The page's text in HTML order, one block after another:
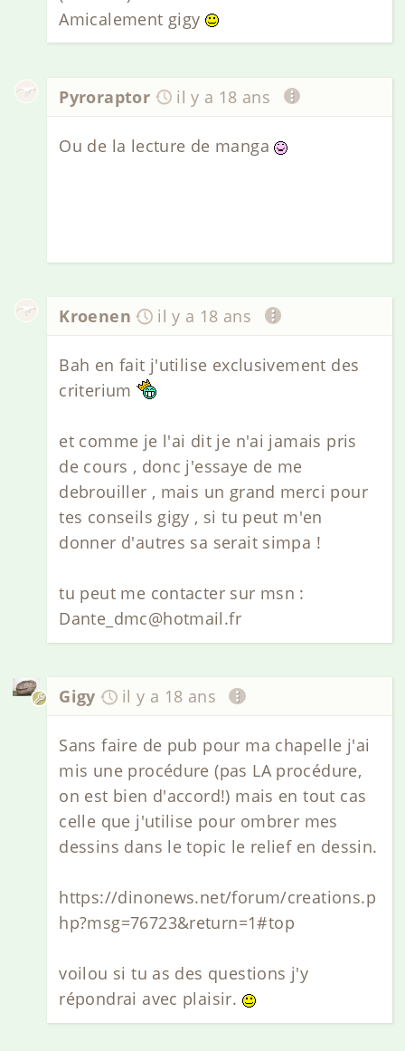
Amicalement gigy
Pyroraptor il y a 18 ans
Ou de la lecture de manga
Kroenen il y a 18 ans
Bah en fait j'utilise exclusivement des
criterium
et comme je l'ai dit je n'ai jamais pris
de cours , donc j'essaye de me
debrouiller , mais un grand merci pour
tes conseils gigy , si tu peut m'en
donner d'autres sa serait simpa !
tu peut me contacter sur msn :
Dante_dmc@hotmail.fr
Gigy il y a 18 ans
Sans faire de pub pour ma chapelle j'ai
mis une procédure (pas LA procédure,
on est bien d'accord!) mais en tout cas
celle que j'utilise pour ombrer mes
dessins dans le topic le relief en dessin.
https://dinonews.net/forum/creations.p
hp?msg=76723&return=1#top
voilou si tu as des questions j'y
répondrai avec plaisir.